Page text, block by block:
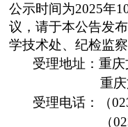
公示时间为2025年
议，请于本公告发
学技术处、纪检监
受理地址：重庆
重
受理电话：（
（